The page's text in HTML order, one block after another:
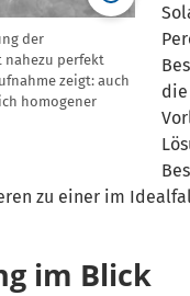
der
nahezu perfekt
zeigt: auch
homogener
zu einer im
im Blick